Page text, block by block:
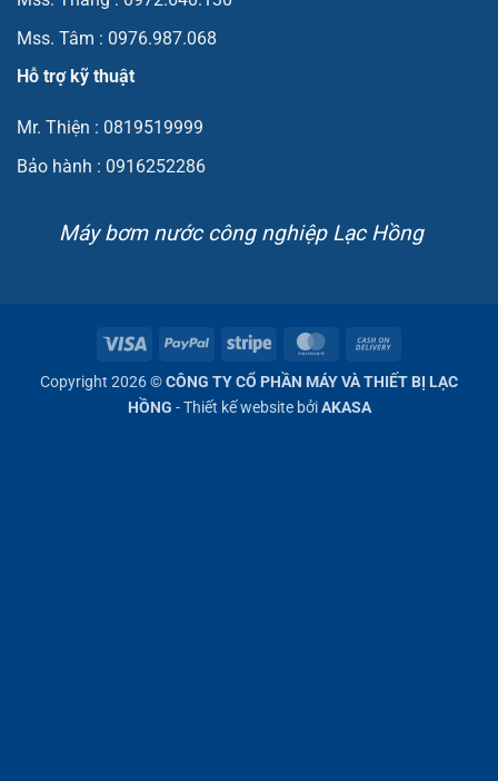
Mss. Tâm : 0976.987.068
Hỗ trợ kỹ thuật
Mr. Thiện : 0819519999
Bảo hành : 0916252286
Máy bơm nước công nghiệp Lạc Hồng
Visa PayPal Stripe MasterCard
On
Delivery
Copyright 2026 ©CÔNG TY CỔ PHẦN MÁY VÀ THIẾT BỊ LẠC
HỒNG - Thiết kế website bởiAKASA